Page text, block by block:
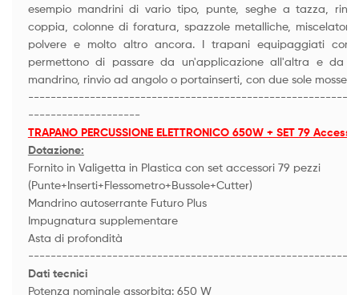
esempio mandrini di vario tipo, punte, seghe a tazza,
coppia, colonne di foratura, spazzole metalliche,
polvere e molto altro ancora. I trapani equipaggiati con
permettono di passare da un'applicazione all'altra e da
mandrino, rinvio ad angolo o portainserti, con due sole mosse
--------------------
TRAPANO PERCUSSIONE ELETTRONICO 650W + SET 79
Dotazione:
Fornito in Valigetta in Plastica con set accessori 79 pezzi
(Punte+Inserti+Flessometro+Bussole+Cutter)
Mandrino autoserrante Futuro Plus
Impugnatura supplementare
Asta di profondità
Dati tecnici
Potenza nominale assorbita: 650 W